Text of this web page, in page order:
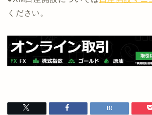
ください。